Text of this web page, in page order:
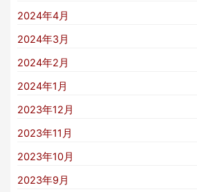
2024年4月
2024年3月
2024年2月
2024年1月
2023年12月
2023年11月
2023年10月
2023年9月